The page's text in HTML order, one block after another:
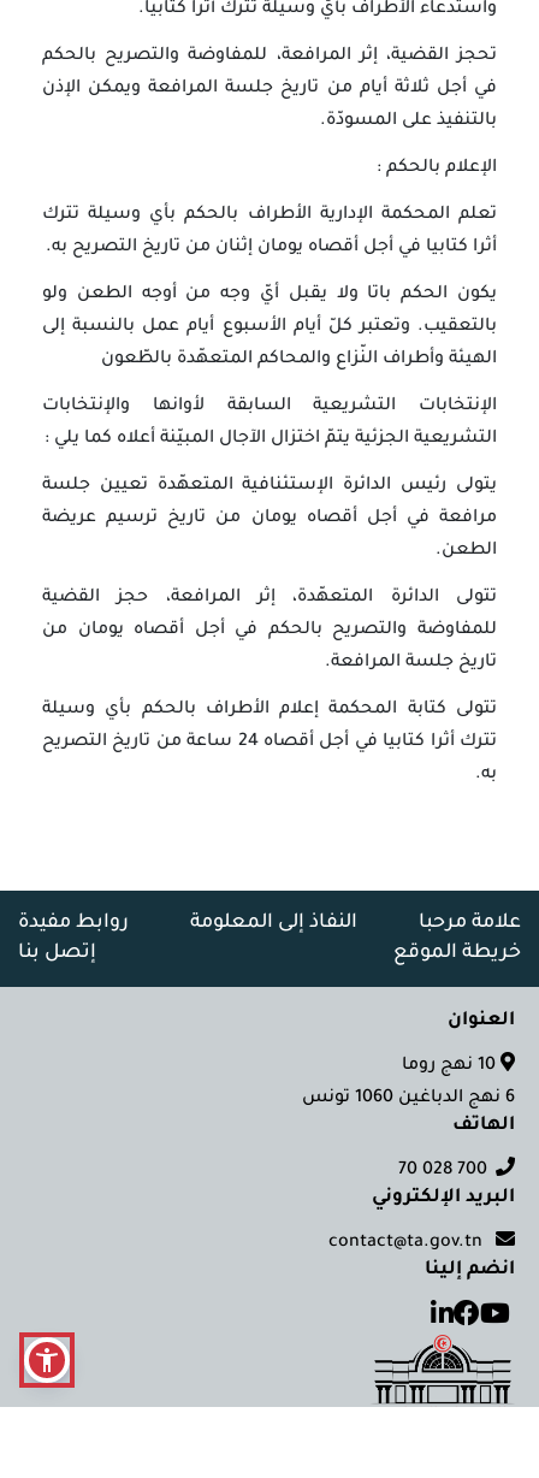
واستدعاء الأطراف بأيّ وسيلة تترك أثرا كتابيا.
تحجز القضية، إثر المرافعة، للمفاوضة والتصريح بالحكم
في أجل ثلاثة أيام من تاريخ جلسة المرافعة ويمكن الإذن
بالتنفيذ على المسودّة.
الإعلام بالحكم :
تعلم المحكمة الإدارية الأطراف بالحكم بأي وسيلة تترك
أثرا كتابيا في أجل أقصاه يومان إثنان من تاريخ التصريح به.
يكون الحكم باتا ولا يقبل أيّ وجه من أوجه الطعن ولو
بالتعقيب. وتعتبر كلّ أيام الأسبوع أيام عمل بالنسبة إلى
الهيئة وأطراف النّزاع والمحاكم المتعهّدة بالطّعون
الإنتخابات التشريعية السابقة لأوانها والإنتخابات
التشريعية الجزئية يتمّ اختزال الآجال المبيّنة أعلاه كما يلي :
يتولى رئيس الدائرة الإستئنافية المتعهّدة تعيين جلسة
مرافعة في أجل أقصاه يومان من تاريخ ترسيم عريضة
الطعن.
تتولى الدائرة المتعهّدة، إثر المرافعة، حجز القضية
للمفاوضة والتصريح بالحكم في أجل أقصاه يومان من
تاريخ جلسة المرافعة.
تتولى كتابة المحكمة إعلام الأطراف بالحكم بأي وسيلة
تترك أثرا كتابيا في أجل أقصاه 24 ساعة من تاريخ التصريح
به.
علامة مرحبا النفاذ إلى المعلومة
روابط مفيدة
خريطة الموقع
إتصل بنا
العنوان
6 نهج الدباغين 1060 تونس
الهاتف
700 028 70
البريد الإلكتروني
انضم إلينا